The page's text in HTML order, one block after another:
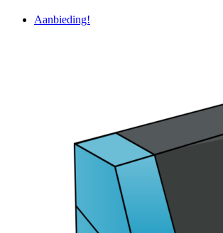
Aanbieding!